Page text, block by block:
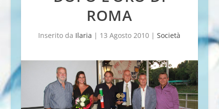
ROMA
Inserito da Ilaria | 13 Agosto 2010 |Società